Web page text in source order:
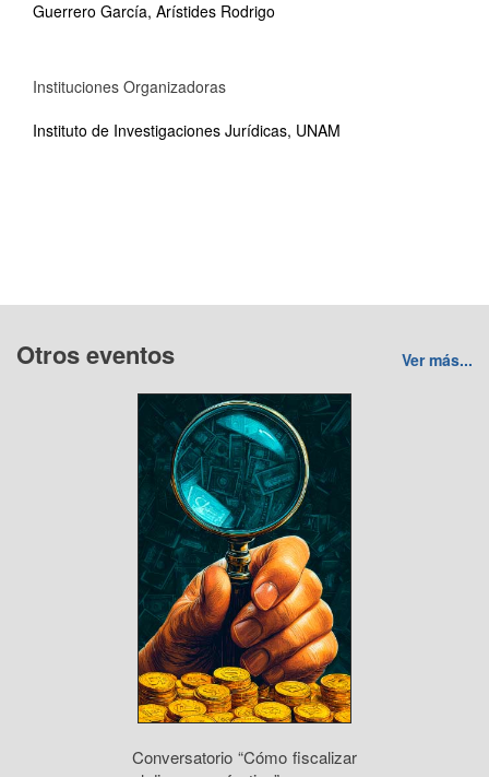
Guerrero García, Arístides Rodrigo
Instituciones Organizadoras
Instituto de Investigaciones Jurídicas, UNAM
Otros eventos Ver más...
Conversatorio “Cómo fiscalizar